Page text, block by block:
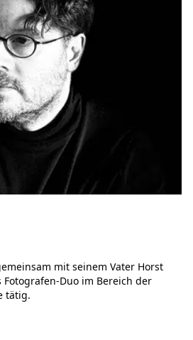
mit seinem Vater Horst
Fotografen-Duo im Bereich der
tätig.